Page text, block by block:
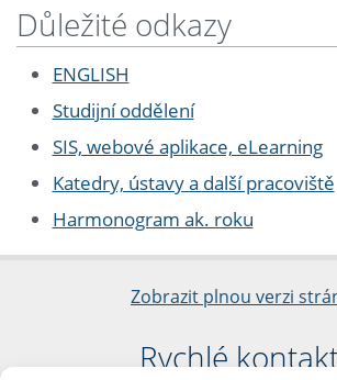
Důležité odkazy
ENGLISH
Studijní oddělení
SIS, webové aplikace, eLearning
Katedry, ústavy a další pracoviště
Harmonogram ak. roku
Zobrazit plnou verzi
Rychlé